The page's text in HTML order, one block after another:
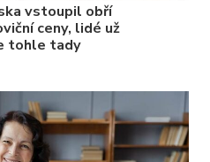
vstoupil obří
ceny, lidé už
tohle tady